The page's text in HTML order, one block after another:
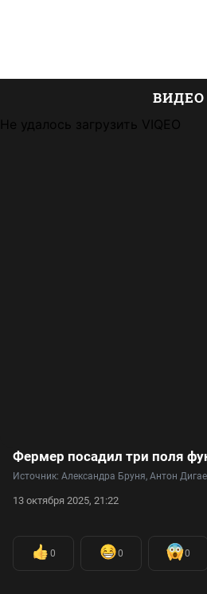
ВИДЕО
Не удалось загрузить VIQEO
Источник: Александра Бруня, Антон
13 октября 2025, 21:22
0 0 0